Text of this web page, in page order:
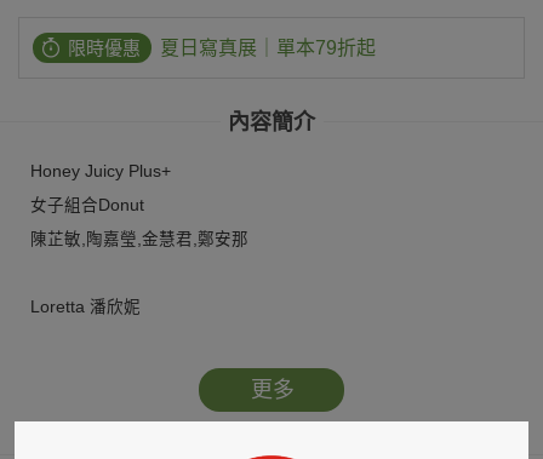
限時優惠 夏日寫真展｜單本79折起
內容簡介
Honey Juicy Plus+
女子組合Donut
陳芷敏,陶嘉瑩,金慧君,鄭安那
Loretta 潘欣妮
更多